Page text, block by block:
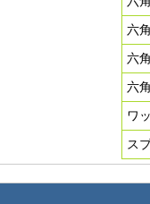
六
六
六
ワ
ス